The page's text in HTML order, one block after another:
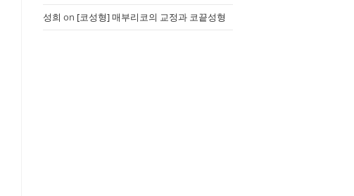
성희 on [코성형] 매부리코의 교정과 코끝성형